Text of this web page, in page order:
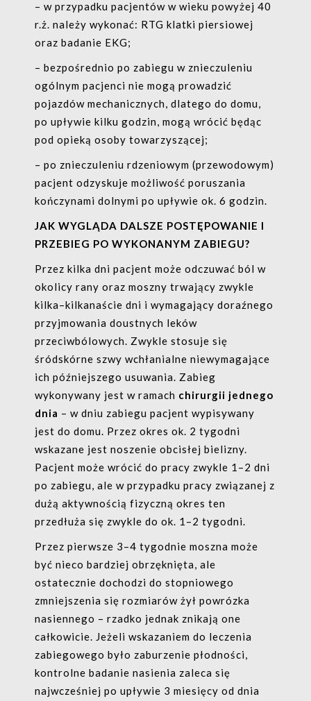
– w przypadku pacjentów w wieku powyżej 40
r.ż. należy wykonać: RTG klatki piersiowej
oraz badanie EKG;
– bezpośrednio po zabiegu w znieczuleniu
ogólnym pacjenci nie mogą prowadzić
pojazdów mechanicznych, dlatego do domu,
po upływie kilku godzin, mogą wrócić będąc
pod opieką osoby towarzyszącej;
– po znieczuleniu rdzeniowym (przewodowym)
pacjent odzyskuje możliwość poruszania
kończynami dolnymi po upływie ok. 6 godzin.
JAK WYGLĄDA DALSZE POSTĘPOWANIE I
PRZEBIEG PO WYKONANYM ZABIEGU?
Przez kilka dni pacjent może odczuwać ból w
okolicy rany oraz moszny trwający zwykle
kilka–kilkanaście dni i wymagający doraźnego
przyjmowania doustnych leków
przeciwbólowych. Zwykle stosuje się
śródskórne szwy wchłanialne niewymagające
ich późniejszego usuwania. Zabieg
wykonywany jest w ramach chirurgii jednego
dnia – w dniu zabiegu pacjent wypisywany
jest do domu. Przez okres ok. 2 tygodni
wskazane jest noszenie obcisłej bielizny.
Pacjent może wrócić do pracy zwykle 1–2 dni
po zabiegu, ale w przypadku pracy związanej z
dużą aktywnością fizyczną okres ten
przedłuża się zwykle do ok. 1–2 tygodni.
Przez pierwsze 3–4 tygodnie moszna może
być nieco bardziej obrzęknięta, ale
ostatecznie dochodzi do stopniowego
zmniejszenia się rozmiarów żył powrózka
nasiennego – rzadko jednak znikają one
całkowicie. Jeżeli wskazaniem do leczenia
zabiegowego było zaburzenie płodności,
kontrolne badanie nasienia zaleca się
najwcześniej po upływie 3 miesięcy od dnia